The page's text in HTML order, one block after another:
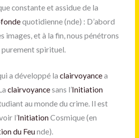
constante et assidue de la
quotidienne (nde) : D’abord
images, et à la fin, nous pénétrons
purement spirituel.
a développé la clairvoyancea
clairvoyancesans l’Initiation
au monde du crime. Il est
l’InitiationCosmique (en
du Feunde).